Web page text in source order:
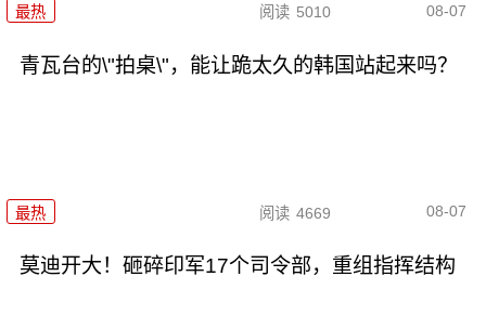
最热 阅读 5010 08-07
青瓦台的\"拍桌\"，能让跪太久的韩国站起来吗？
最热 阅读 4669 08-07
莫迪开大！砸碎印军17个司令部，重组指挥结构